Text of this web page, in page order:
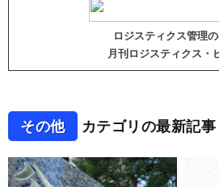
ロジスティクス管理
月刊ロジスティクス・
その他 カテゴリの最新記事